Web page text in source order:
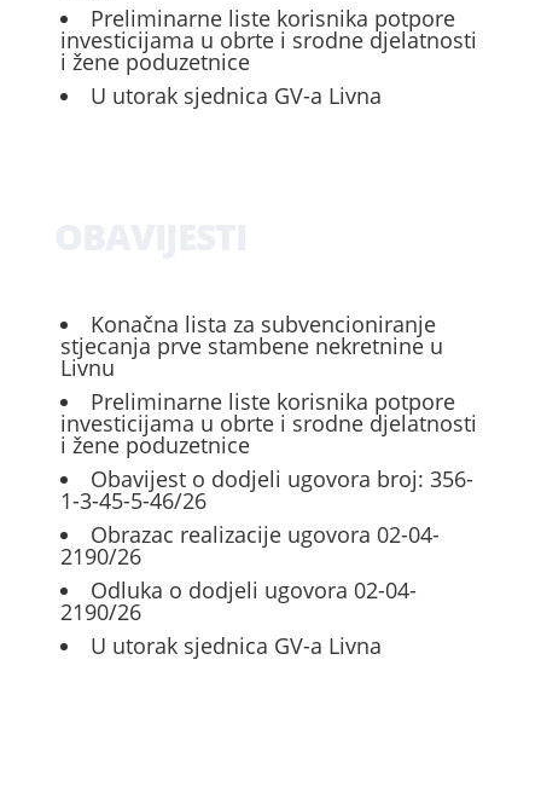
Preliminarne liste korisnika potpore
investicijama u obrte i srodne djelatnosti
i žene poduzetnice
U utorak sjednica GV-a Livna
Konačna lista za subvencioniranje
stjecanja prve stambene nekretnine u
Livnu
Preliminarne liste korisnika potpore
investicijama u obrte i srodne djelatnosti
i žene poduzetnice
Obavijest o dodjeli ugovora broj: 356-
1-3-45-5-46/26
Obrazac realizacije ugovora 02-04-
2190/26
Odluka o dodjeli ugovora 02-04-
2190/26
U utorak sjednica GV-a Livna